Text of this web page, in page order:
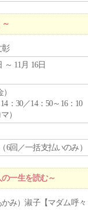
～ 11月 16日
）
：30／14：50～16：10
）
6回／一括支払いのみ）
一生を読む～
み）淑子【マダム呼々